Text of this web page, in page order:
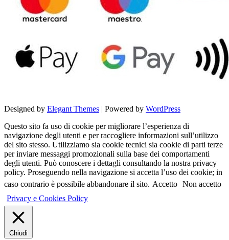
Designed by Elegant Themes | Powered by WordPress
Questo sito fa uso di cookie per migliorare l’esperienza di
navigazione degli utenti e per raccogliere informazioni sull’utilizzo
del sito stesso. Utilizziamo sia cookie tecnici sia cookie di parti terze
per inviare messaggi promozionali sulla base dei comportamenti
degli utenti. Può conoscere i dettagli consultando la nostra privacy
policy. Proseguendo nella navigazione si accetta l’uso dei cookie; in
caso contrario è possibile abbandonare il sito. Accetto Non accetto
Privacy e Cookies Policy
Chiudi